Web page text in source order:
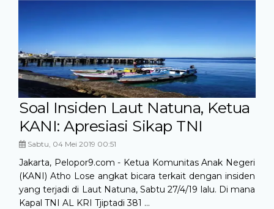
EKONOMI POLITIK
OPINI
HUMANIORA
HUKUM KRIMINAL
GALERI
Soal Insiden Laut Natuna, Ketua
KANI: Apresiasi Sikap TNI
Sabtu, 04 Mei 2019 00:51
Jakarta, Pelopor9.com - Ketua Komunitas Anak Negeri
(KANI) Atho Lose angkat bicara terkait dengan insiden
yang terjadi di Laut Natuna, Sabtu 27/4/19 lalu. Di mana
Kapal TNI AL KRI Tjiptadi 381 ...